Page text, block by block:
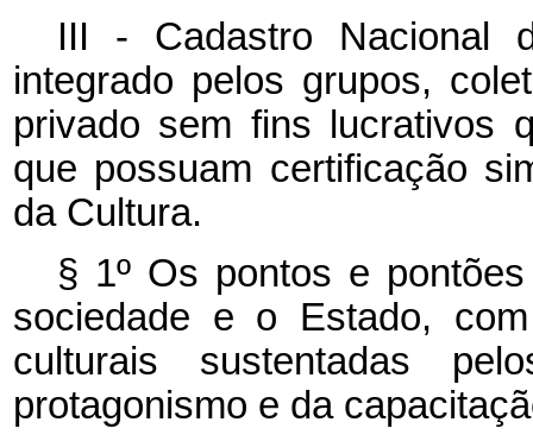
III - Cadastro Nacional
integrado pelos grupos,
privado sem fins lucrativos
que possuam certificação
da Cultura.
§ 1º Os pontos e
sociedade e o Estado,
culturais sustentadas
protagonismo e da